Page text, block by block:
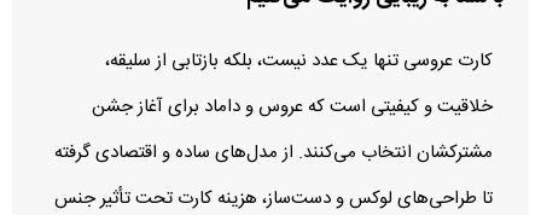
کارت عروسی تنها یک عدد نیست، بلکه بازتابی از سلیقه،
خلاقیت و کیفیتی است که عروس و داماد برای آغاز جشن
مشترکشان انتخاب می‌کنند. از مدل‌های ساده و اقتصادی گرفته
تا طراحی‌های لوکس و دست‌ساز، هزینه کارت تحت تأثیر جنس